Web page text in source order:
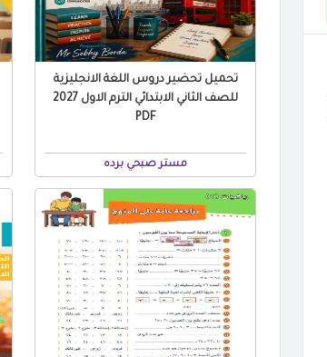
تحميل تحضير دروس اللغة الانجليزية
للصف الثاني الابتدائي الترم الاول 2027
PDF
مستر صبحي برده